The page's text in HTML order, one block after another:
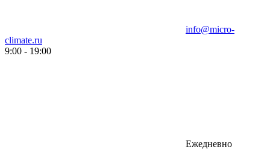
info@micro-
climate.ru
9:00 - 19:00
Ежедневно